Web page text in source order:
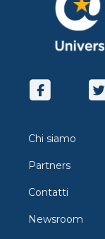
Chi siamo
Partners
Contatti
Newsroom